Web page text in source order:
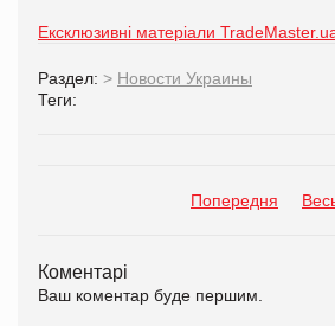
Ексклюзивні матеріали
Раздел: > Новости Украины
Теги:
Попередня
Коментарі
Ваш коментар буде першим.